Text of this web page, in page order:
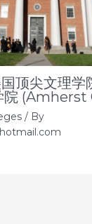
顶尖文理学
院 (Amherst
/ By